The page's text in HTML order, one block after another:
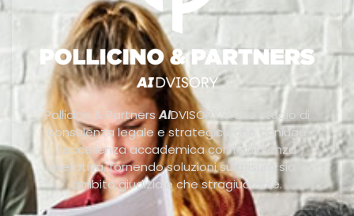
Pollicino & PartnersAIDVISORY è uno studio di
consulenza legale e strategica che coniuga
l’eccellenza accademica con l’efficienza
operativa, fornendo soluzioni su misura sia in
ambito giudiziale che stragiudiziale.